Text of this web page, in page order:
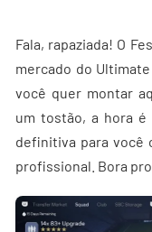
Fala, rapaziada! O
mercado do
você quer montar
um tostão, a hora
definitiva para você
profissional. Bora